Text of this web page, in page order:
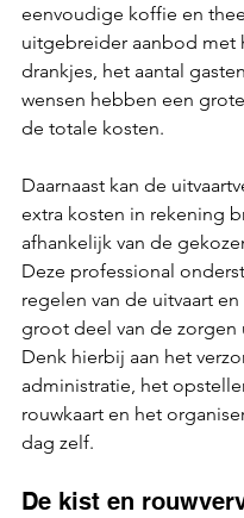
eenvoudige koffie en
uitgebreider aanbod met
drankjes, het aantal
wensen hebben een
de totale kosten.
Daarnaast kan de
extra kosten in rekening
afhankelijk van de
Deze professional
regelen van de uitvaart
groot deel van de zorgen
Denk hierbij aan het
administratie, het
rouwkaart en het
dag zelf.
De kist en